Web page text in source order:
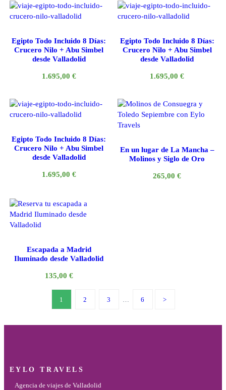
Egipto Todo Incluido 8 Días:
Crucero Nilo + Abu Simbel
desde Valladolid
1.695,00 €
Egipto Todo Incluido 8 Días:
Crucero Nilo + Abu Simbel
desde Valladolid
1.695,00€
Egipto Todo Incluido 8 Días:
Crucero Nilo + Abu Simbel
desde Valladolid
1.695,00 €
En un lugar de La Mancha –
Molinos y Siglo de Oro
265,00€
Escapada a Madrid
Iluminado desde Valladolid
135,00 €
1 2 3 6
EYLO TRAVELS
Agencia de viajes de Valladolid